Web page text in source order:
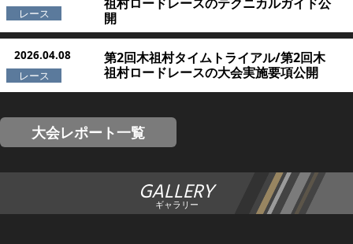
開
2026.04.08
第2回木祖村タイムトライアル/第2回木
祖村ロードレースの大会実施要項公開
大会レポート一覧
GALLERY
ギャラリー